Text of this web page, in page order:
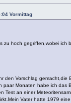
Vormittag
zu hoch gegriffen,wobei
den Vorschlag
paar Monaten habe ich
Test an einer
Vater hatte 1979